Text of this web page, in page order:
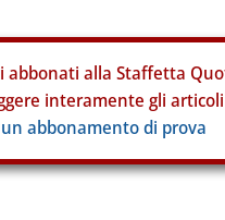
abbonati alla Staffetta
interamente gli
abbonamento di prova